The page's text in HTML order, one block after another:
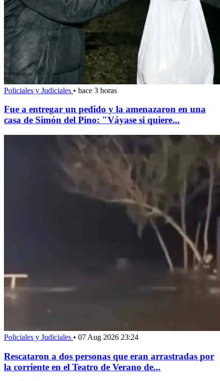
Policiales y Judiciales • hace 3 horas
Fue a entregar un pedido y la amenazaron en una
casa de Simón del Pino: "Váyase si quiere...
Policiales y Judiciales • 07 Aug 2026 23:24
Rescataron a dos personas que eran arrastradas por
la corriente en el Teatro de Verano de...